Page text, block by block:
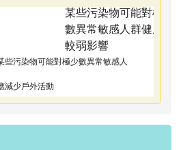
些污染物可能對極少數異常敏感人
減少戶外活動